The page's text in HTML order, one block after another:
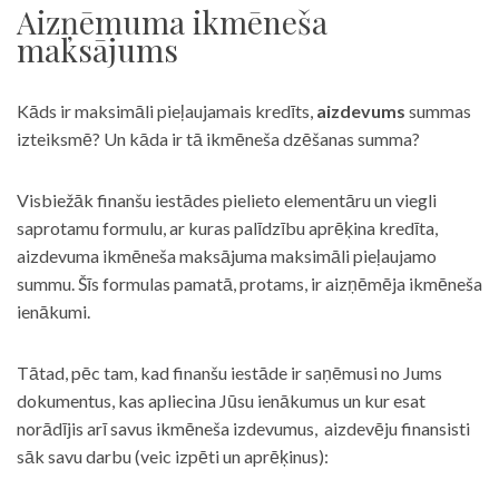
Aizņēmuma ikmēneša
maksājums
Kāds ir maksimāli pieļaujamais kredīts, aizdevums summas
izteiksmē? Un kāda ir tā ikmēneša dzēšanas summa?
Visbiežāk finanšu iestādes pielieto elementāru un viegli
saprotamu formulu, ar kuras palīdzību aprēķina kredīta,
aizdevuma ikmēneša maksājuma maksimāli pieļaujamo
summu. Šīs formulas pamatā, protams, ir aizņēmēja ikmēneša
ienākumi.
Tātad, pēc tam, kad finanšu iestāde ir saņēmusi no Jums
dokumentus, kas apliecina Jūsu ienākumus un kur esat
norādījis arī savus ikmēneša izdevumus, aizdevēju finansisti
sāk savu darbu (veic izpēti un aprēķinus):